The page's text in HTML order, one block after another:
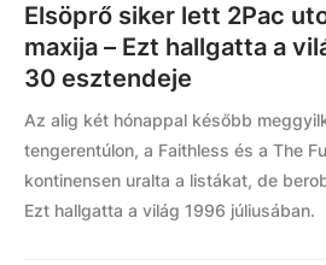
Elsöprő siker lett 2Pac
maxija – Ezt hallgatta a
30 esztendeje
Az alig két hónappal később
tengerentúlon, a Faithless és a The
kontinensen uralta a listákat, de
Ezt hallgatta a világ 1996 júliusában.